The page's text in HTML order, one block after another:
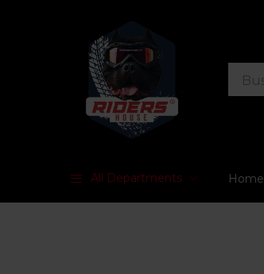
All Departments Home